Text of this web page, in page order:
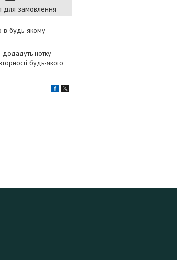
для замовлення
в будь-якому
додадуть нотку
будь-якого